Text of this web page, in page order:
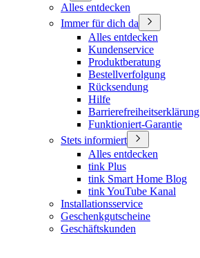
Alles entdecken
Immer für dich da
Alles entdecken
Kundenservice
Produktberatung
Bestellverfolgung
Rücksendung
Hilfe
Barrierefreiheitserklärung
Funktioniert-Garantie
Stets informiert
Alles entdecken
tink Plus
tink Smart Home Blog
tink YouTube Kanal
Installationsservice
Geschenkgutscheine
Geschäftskunden